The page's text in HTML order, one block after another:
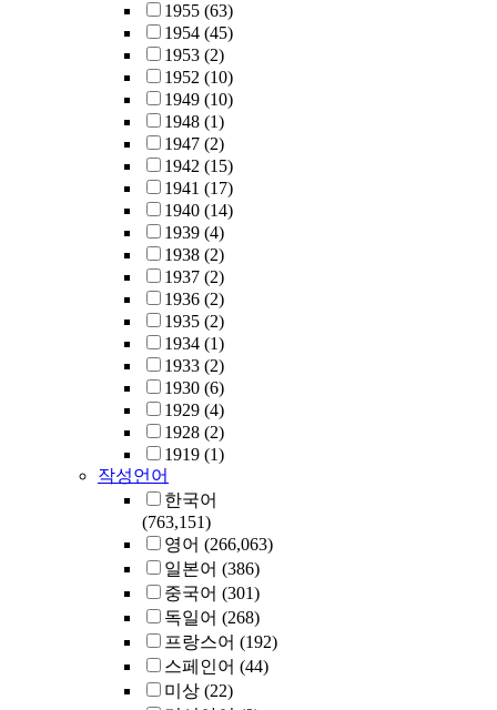
1955 (63)
1954 (45)
1953 (2)
1952 (10)
1949 (10)
1948 (1)
1947 (2)
1942 (15)
1941 (17)
1940 (14)
1939 (4)
1938 (2)
1937 (2)
1936 (2)
1935 (2)
1934 (1)
1933 (2)
1930 (6)
1929 (4)
1928 (2)
1919 (1)
작성언어
한국어
(763,151)
영어 (266,063)
일본어 (386)
중국어 (301)
독일어 (268)
프랑스어 (192)
스페인어 (44)
미상 (22)